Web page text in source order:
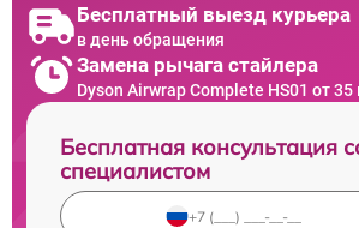
Бесплатный выезд курьера
в день обращения
Замена рычага стайлера
Dyson Airwrap Complete HS01 от 35
Бесплатная консультация
специалистом